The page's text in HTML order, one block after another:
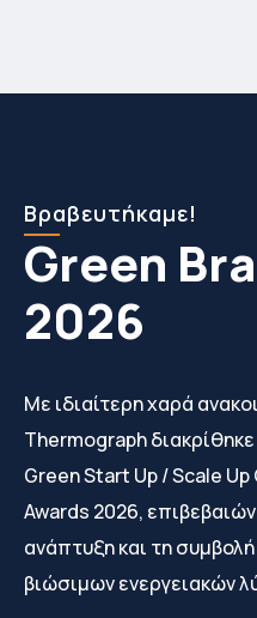
Βραβευτήκαμε!
Green
2026
Με ιδιαίτερη χαρά
Thermograph
Green Start Up / Scale
Awards 2026,
ανάπτυξη και τη
βιώσιμων ενεργειακών